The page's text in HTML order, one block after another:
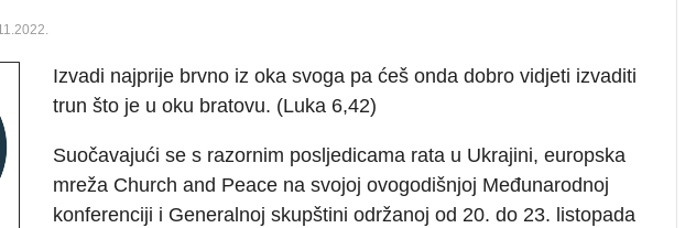
Izvadi najprije brvno iz oka svoga pa ćeš onda dobro vidjeti izvaditi
trun što je u oku bratovu. (Luka 6,42)
Suočavajući se s razornim posljedicama rata u Ukrajini, europska
mreža Church and Peace na svojoj ovogodišnjoj Međunarodnoj
konferenciji i Generalnoj skupštini održanoj od 20. do 23. listopada